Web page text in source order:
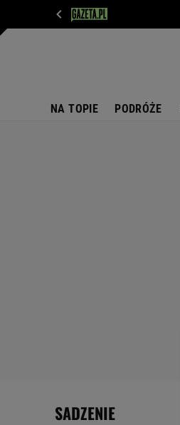
NA TOPIE PODRÓŻE
SADZENIE